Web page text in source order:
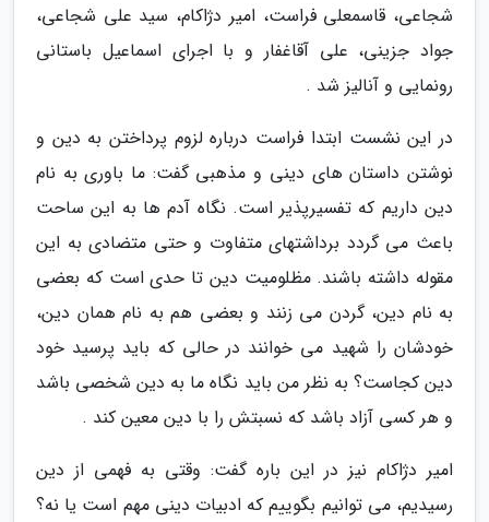
شجاعی، قاسمعلی فراست، امیر دژاکام، سید علی شجاعی،
جواد جزینی، علی آقاغفار و با اجرای اسماعیل باستانی
رونمایی و آنالیز شد .
در این نشست ابتدا فراست درباره لزوم پرداختن به دین و
نوشتن داستان های دینی و مذهبی گفت: ما باوری به نام
دین داریم که تفسیرپذیر است. نگاه آدم ها به این ساحت
باعث می گردد برداشتهای متفاوت و حتی متضادی به این
مقوله داشته باشند. مظلومیت دین تا حدی است که بعضی
به نام دین، گردن می زنند و بعضی هم به نام همان دین،
خودشان را شهید می خوانند در حالی که باید پرسید خود
دین کجاست؟ به نظر من باید نگاه ما به دین شخصی باشد
و هر کسی آزاد باشد که نسبتش را با دین معین کند .
امیر دژاکام نیز در این باره گفت: وقتی به فهمی از دین
رسیدیم، می توانیم بگوییم که ادبیات دینی مهم است یا نه؟